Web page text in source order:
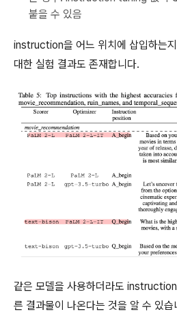
붙을 수 있음
instruction을 어느 위치에 삽입하는
대한 실험 결과도 존재합니다.
같은 모델을 사용하더라도
른 결과물이 나온다는 것을 알 수 있습